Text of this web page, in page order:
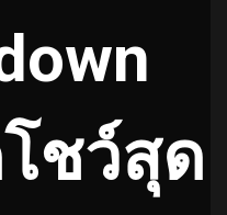
ชว์สุด